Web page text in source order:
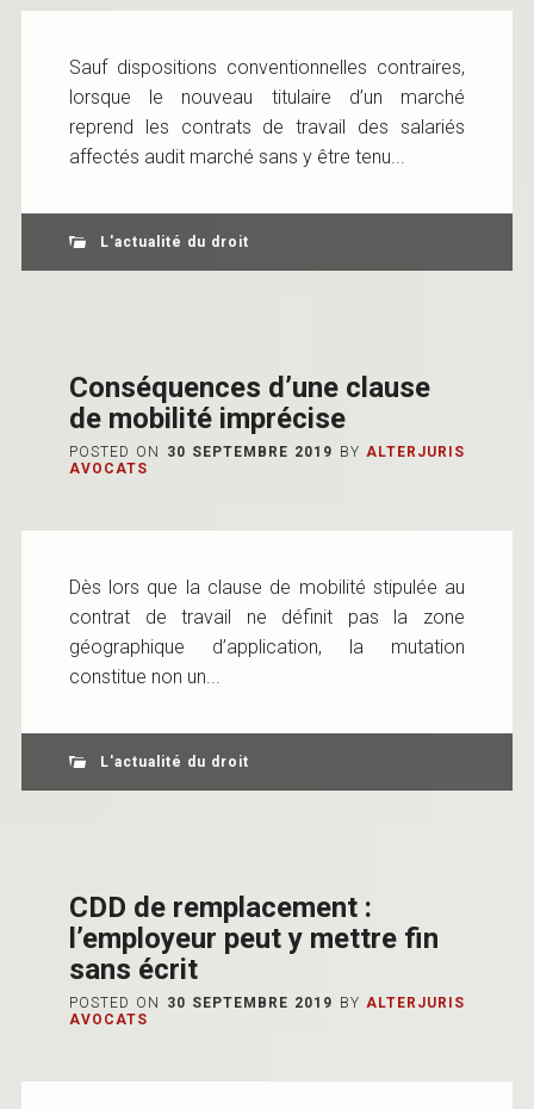
Sauf dispositions conventionnelles contraires,
lorsque le nouveau titulaire d’un marché
reprend les contrats de travail des salariés
affectés audit marché sans y être tenu...
L'actualité du droit
Conséquences d’une clause
de mobilité imprécise
POSTED ON 30 SEPTEMBRE 2019 BY ALTERJURIS
AVOCATS
Dès lors que la clause de mobilité stipulée au
contrat de travail ne définit pas la zone
géographique d’application, la mutation
constitue non un...
L'actualité du droit
CDD de remplacement :
l’employeur peut y mettre fin
sans écrit
POSTED ON 30 SEPTEMBRE 2019 BY ALTERJURIS
AVOCATS